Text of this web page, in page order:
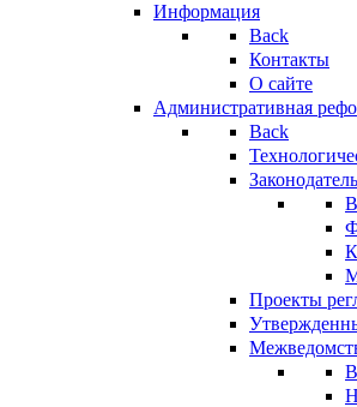
Информация
Back
Контакты
О сайте
Административная
Back
Проекты